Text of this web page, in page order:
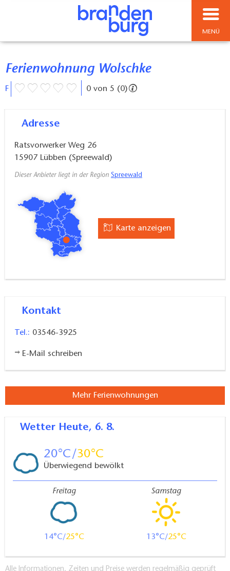
MENÜ
Ferienwohnung Wolschke
F 0 von 5 (0)
Adresse
Ratsvorwerker Weg 26
15907 Lübben (Spreewald)
Dieser Anbieter liegt in der Region Spreewald
Karte anzeigen
Kontakt
Tel.: 03546-3925
E-Mail schreiben
Mehr Ferienwohnungen
Wetter Heute, 6. 8.
20 30
Überwiegend bewölkt
Freitag
14 25
Samstag
13 25
Alle Informationen, Zeiten und Preise werden regelmäßig geprüft